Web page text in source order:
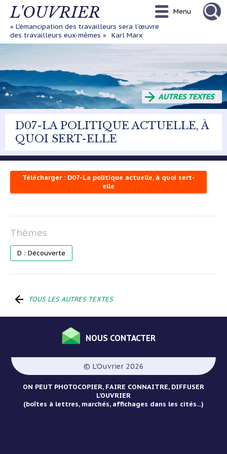
Aller
principal
L'OUVRIER
« L'émancipation des travailleurs sera l'œuvre
des travailleurs eux-mêmes »
Karl Marx
Menu
AUTRES TEXTES
D07-LA POLITIQUE ACTUELLE, À
QUOI SERT-ELLE
Télécharger : D07-La politique actuelle, à quoi sert-
elle
D : Découverte
TOUS LES AUTRES TEXTES
Pied
de
page
NOUS CONTACTER
© L'Ouvrier 2026
ON PEUT PHOTOCOPIER, FAIRE CONNAITRE, DIFFUSER
L’OUVRIER
(boîtes à lettres, marchés, affichages dans les cités...)